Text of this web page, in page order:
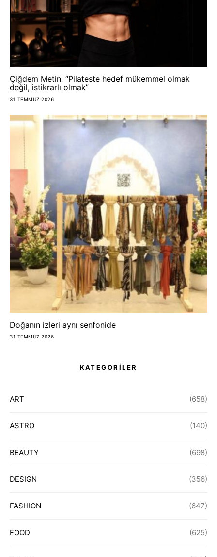
Çiğdem Metin: “Pilateste hedef mükemmel olmak
değil, istikrarlı olmak”
31 TEMMUZ 2026
Doğanın izleri aynı senfonide
31 TEMMUZ 2026
KATEGORİLER
ART (658)
ASTRO (140)
BEAUTY (698)
DESIGN (356)
FASHION (647)
FOOD (625)